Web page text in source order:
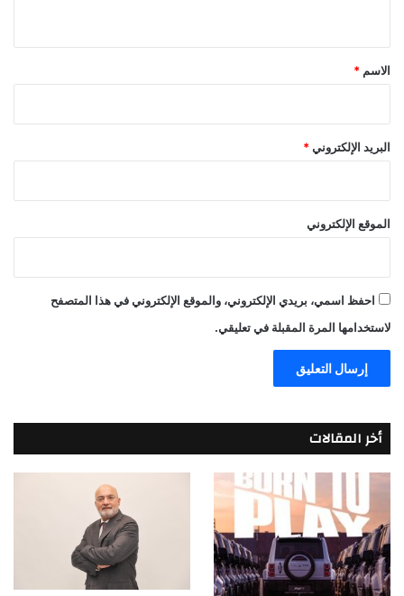
*
الاسم *
البريد الإلكتروني *
الموقع الإلكتروني
احفظ اسمي، بريدي الإلكتروني، والموقع الإلكتروني في هذا المتصفح
لاستخدامها المرة المقبلة في تعليقي.
أخر المقالات